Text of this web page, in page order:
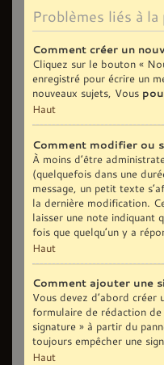
Problèmes liés à
Comment créer un
Cliquez sur le bouton «
enregistré pour écrire un
nouveaux sujets, Vous
Haut
Comment modifier ou
À moins d’être
(quelquefois dans une
message, un petit texte
la dernière modification.
laisser une note indiquant
fois que quelqu’un y a
Haut
Comment ajouter une
Vous devez d’abord créer
formulaire de rédaction de
signature » à partir du
toujours empêcher une
Haut